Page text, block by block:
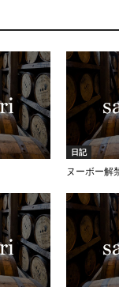
日記
ヌーボー解